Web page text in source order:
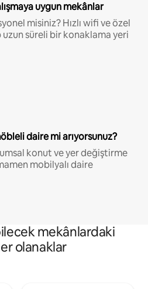
uygun mekânlar
misiniz? Hızlı wifi ve özel
uzun süreli bir konaklama yeri
daire mi arıyorsunuz?
konut ve yer değiştirme
mobilyalı daire
mekânlardaki
olanaklar